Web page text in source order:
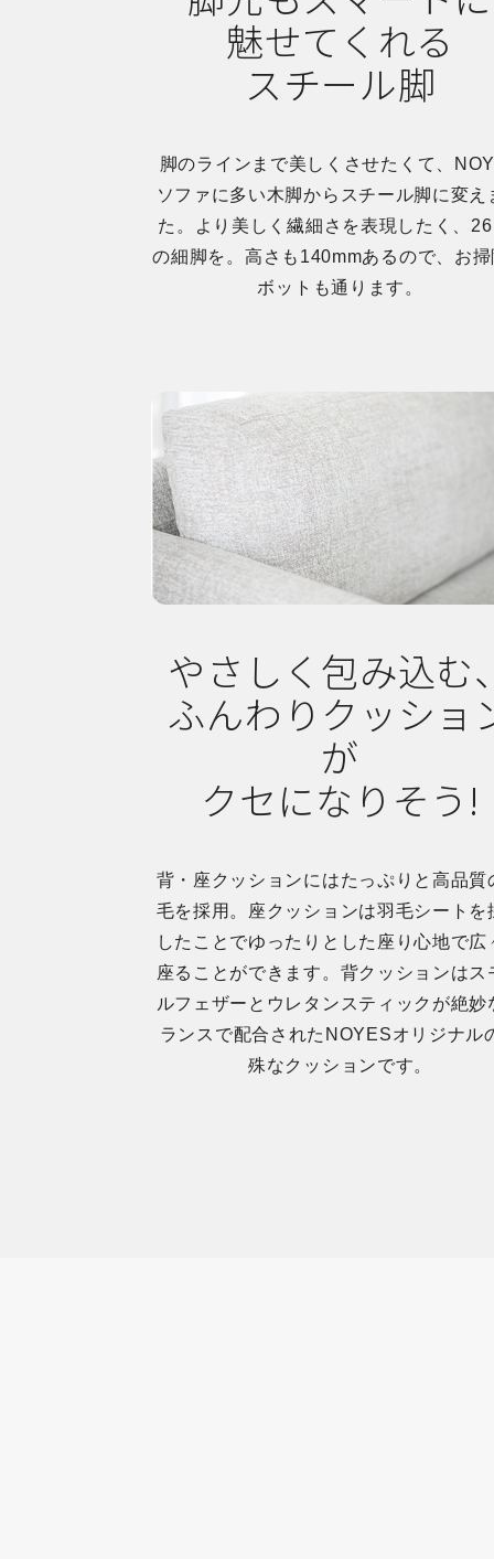
魅せてくれる
スチール脚
脚のラインまで美しくさせたくて、
ソファに多い木脚からスチール脚に変え
た。より美しく繊細さを表現したく、
の細脚を。高さも140mmあるので、お
ボットも通ります。
やさしく包み込む
ふんわりクッショ
が
クセになりそう!
背・座クッションにはたっぷりと高品質
毛を採用。座クッションは羽毛シートを
したことでゆったりとした座り心地で広
座ることができます。背クッションはス
ルフェザーとウレタンスティックが絶妙
ランスで配合されたNOYESオリジナル
殊なクッションです。